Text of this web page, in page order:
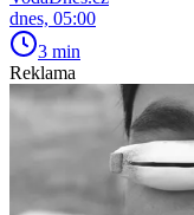
dnes, 05:00
3 min
Reklama